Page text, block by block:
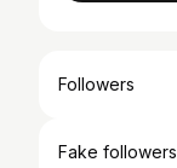
Followers
Fake followers